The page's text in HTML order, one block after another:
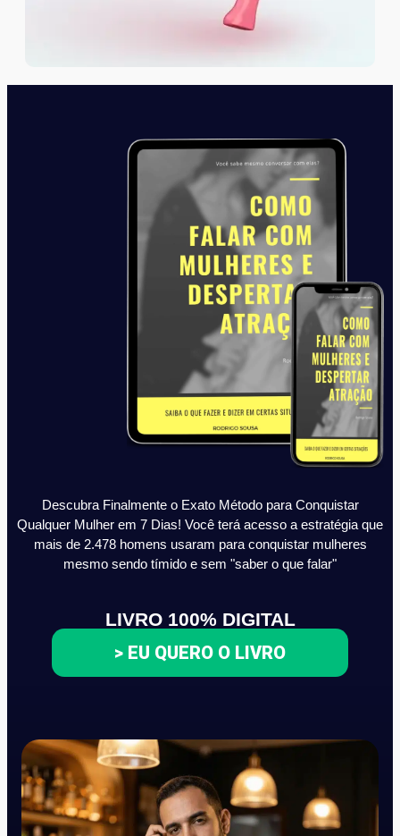
Descubra Finalmente o Exato Método para Conquistar
Qualquer Mulher em 7 Dias! Você terá acesso a estratégia que
mais de 2.478 homens usaram para conquistar mulheres
mesmo sendo tímido e sem "saber o que falar"
LIVRO 100% DIGITAL
> EU QUERO O LIVRO